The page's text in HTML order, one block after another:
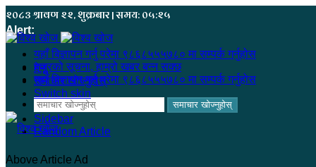
२०८३ श्रावण २२, शुक्रबार | समय: ०५:२५
Alert:
यहाँ बिज्ञापन गर्नु परेमा ९८६८५५५७८० मा सम्पर्क गर्नुहोस
हजुरको सूचना, हाम्रो खबर बन्न सक्छ
यहाँ बिज्ञापन गर्नु परेमा ९८६८५५५७८० मा सम्पर्क गर्नुहोस
समाचार खोज्नुहोस्
Sidebar
Random Article
मेनू
समाचार खोज्नुहोस्
Switch skin
Above Article Ad